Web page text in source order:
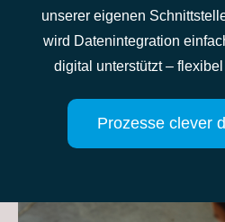
unserer eigenen
wird Datenintegration
digital unterstützt –
Prozesse clever